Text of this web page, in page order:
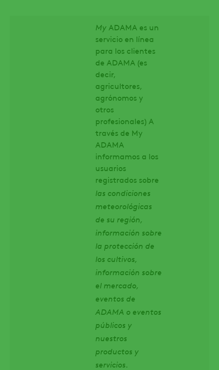
My ADAMA es un
servicio en línea
para los clientes
de ADAMA (es
decir,
agricultores,
agrónomos y
otros
profesionales) A
través de My
ADAMA
informamos a los
usuarios
registrados sobre
las condiciones
meteorológicas
de su región,
información sobre
la protección de
los cultivos,
información sobre
el mercado,
eventos de
ADAMA o eventos
públicos y
nuestros
productos y
servicios.